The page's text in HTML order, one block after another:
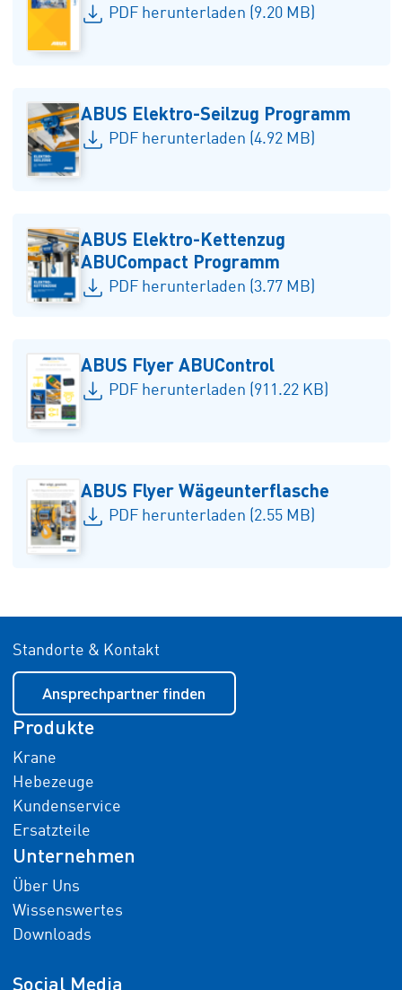
PDF herunterladen (9.20 MB)
ABUS Elektro-Seilzug Programm
PDF herunterladen (4.92 MB)
ABUS Elektro-Kettenzug
ABUCompact Programm
PDF herunterladen (3.77 MB)
ABUS Flyer ABUControl
PDF herunterladen (911.22 KB)
ABUS Flyer Wägeunterflasche
PDF herunterladen (2.55 MB)
Standorte & Kontakt
Ansprechpartner finden
Produkte
Krane
Hebezeuge
Kundenservice
Ersatzteile
Unternehmen
Über Uns
Wissenswertes
Downloads
Social Media